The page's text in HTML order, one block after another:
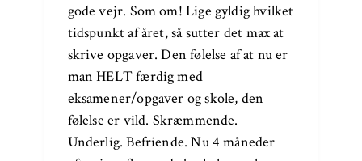
gode vejr. Som om! Lige gyldig hvilket
tidspunkt af året, så sutter det max at
skrive opgaver. Den følelse af at nu er
man HELT færdig med
eksamener/opgaver og skole, den
følelse er vild. Skræmmende.
Underlig. Befriende. Nu 4 måneder